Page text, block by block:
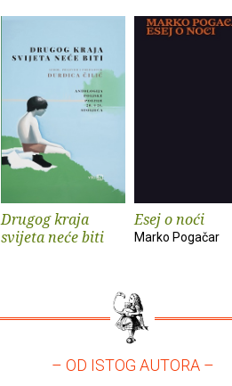
Drugog kraja
svijeta neće biti
Esej o noći
Marko Pogačar
– OD ISTOG AUTORA –